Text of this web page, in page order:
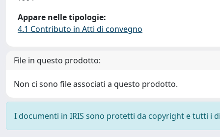
Appare nelle tipologie:
4.1 Contributo in Atti di convegno
File in questo prodotto:
Non ci sono file associati a questo prodotto.
I documenti in IRIS sono protetti da copyright e tutti i